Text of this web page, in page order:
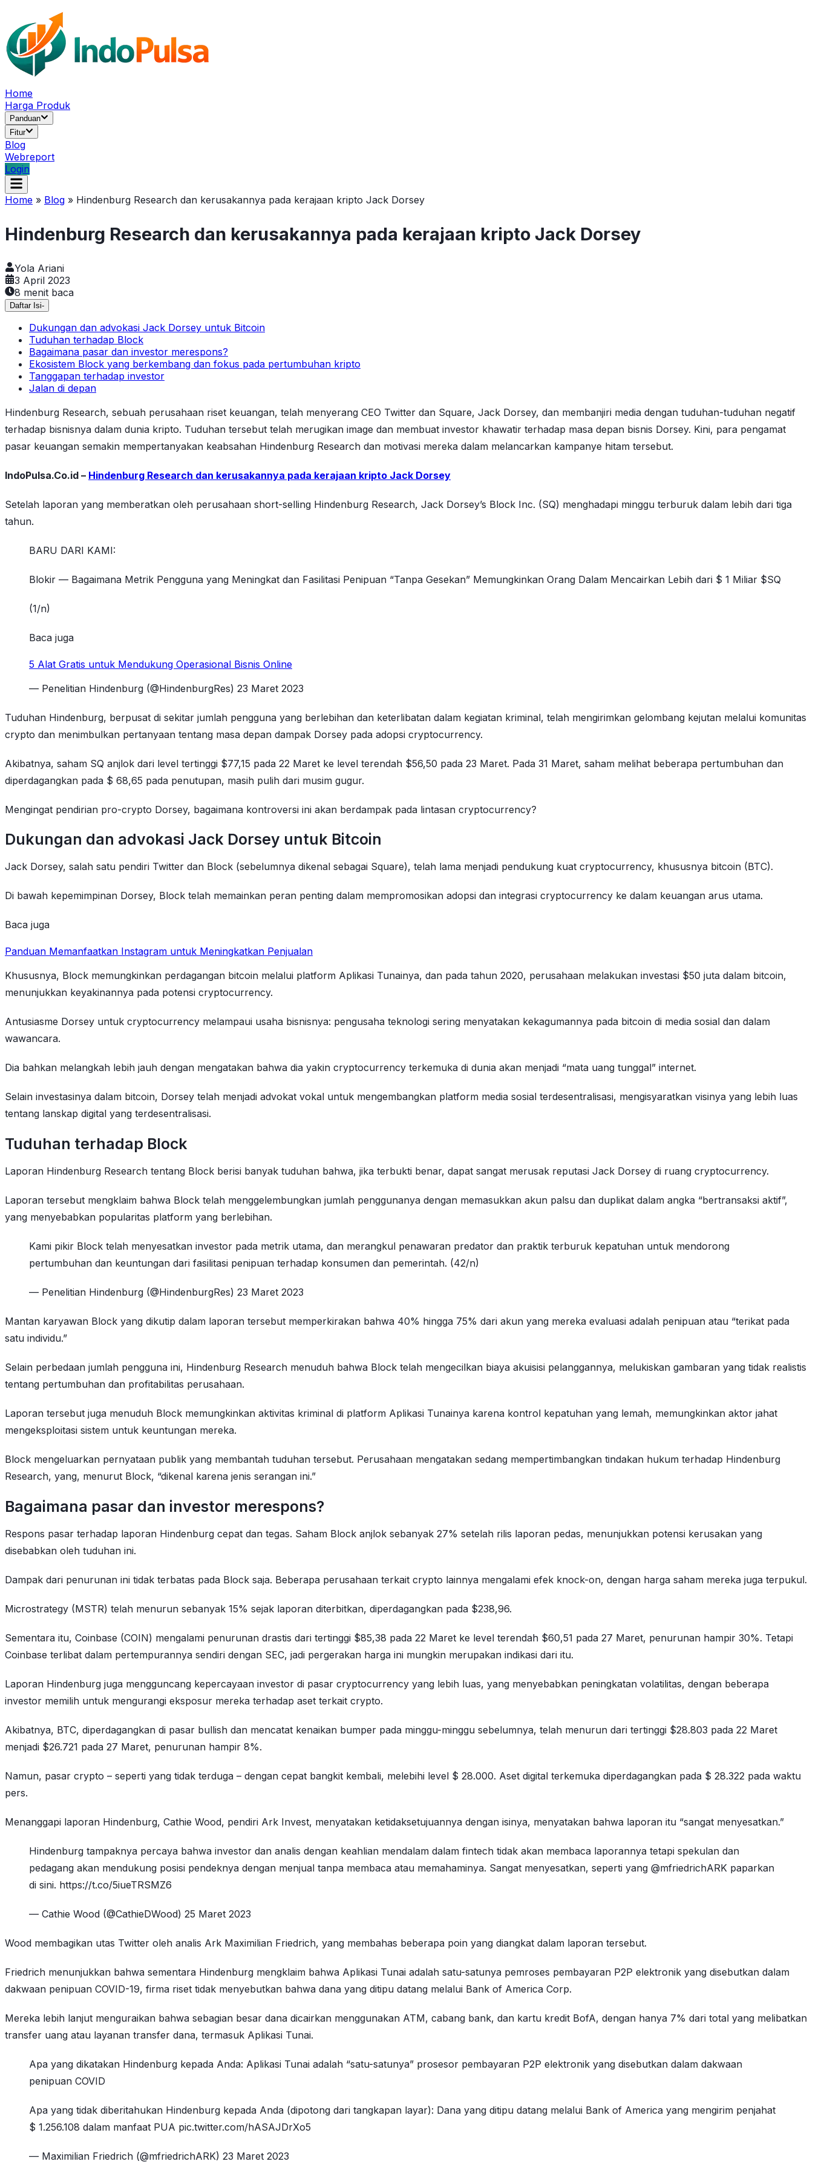
Home
Harga Produk
Panduan
Fitur
Blog
Webreport
Login
Home » Blog » Hindenburg Research dan kerusakannya pada kerajaan kripto Jack Dorsey
Hindenburg Research dan kerusakannya pada kerajaan kripto Jack Dorsey
Yola Ariani
3 April 2023
8 menit baca
Daftar Isi-
Dukungan dan advokasi Jack Dorsey untuk Bitcoin
Tuduhan terhadap Block
Bagaimana pasar dan investor merespons?
Ekosistem Block yang berkembang dan fokus pada pertumbuhan kripto
Tanggapan terhadap investor
Jalan di depan
Hindenburg Research, sebuah perusahaan riset keuangan, telah menyerang CEO Twitter dan Square, Jack Dorsey, dan membanjiri media dengan tuduhan-tuduhan negatif
terhadap bisnisnya dalam dunia kripto. Tuduhan tersebut telah merugikan image dan membuat investor khawatir terhadap masa depan bisnis Dorsey. Kini, para pengamat
pasar keuangan semakin mempertanyakan keabsahan Hindenburg Research dan motivasi mereka dalam melancarkan kampanye hitam tersebut.
IndoPulsa.Co.id – Hindenburg Research dan kerusakannya pada kerajaan kripto Jack Dorsey
Setelah laporan yang memberatkan oleh perusahaan short-selling Hindenburg Research, Jack Dorsey’s Block Inc. (SQ) menghadapi minggu terburuk dalam lebih dari tiga
tahun.
BARU DARI KAMI:
Blokir — Bagaimana Metrik Pengguna yang Meningkat dan Fasilitasi Penipuan “Tanpa Gesekan” Memungkinkan Orang Dalam Mencairkan Lebih dari $ 1 Miliar $SQ
(1/n)
Baca juga
5 Alat Gratis untuk Mendukung Operasional Bisnis Online
— Penelitian Hindenburg (@HindenburgRes) 23 Maret 2023
Tuduhan Hindenburg, berpusat di sekitar jumlah pengguna yang berlebihan dan keterlibatan dalam kegiatan kriminal, telah mengirimkan gelombang kejutan melalui komunitas
crypto dan menimbulkan pertanyaan tentang masa depan dampak Dorsey pada adopsi cryptocurrency.
Akibatnya, saham SQ anjlok dari level tertinggi $77,15 pada 22 Maret ke level terendah $56,50 pada 23 Maret. Pada 31 Maret, saham melihat beberapa pertumbuhan dan
diperdagangkan pada $ 68,65 pada penutupan, masih pulih dari musim gugur.
Mengingat pendirian pro-crypto Dorsey, bagaimana kontroversi ini akan berdampak pada lintasan cryptocurrency?
Dukungan dan advokasi Jack Dorsey untuk Bitcoin
Jack Dorsey, salah satu pendiri Twitter dan Block (sebelumnya dikenal sebagai Square), telah lama menjadi pendukung kuat cryptocurrency, khususnya bitcoin (BTC).
Di bawah kepemimpinan Dorsey, Block telah memainkan peran penting dalam mempromosikan adopsi dan integrasi cryptocurrency ke dalam keuangan arus utama.
Baca juga
Panduan Memanfaatkan Instagram untuk Meningkatkan Penjualan
Khususnya, Block memungkinkan perdagangan bitcoin melalui platform Aplikasi Tunainya, dan pada tahun 2020, perusahaan melakukan investasi $50 juta dalam bitcoin,
menunjukkan keyakinannya pada potensi cryptocurrency.
Antusiasme Dorsey untuk cryptocurrency melampaui usaha bisnisnya: pengusaha teknologi sering menyatakan kekagumannya pada bitcoin di media sosial dan dalam
wawancara.
Dia bahkan melangkah lebih jauh dengan mengatakan bahwa dia yakin cryptocurrency terkemuka di dunia akan menjadi “mata uang tunggal” internet.
Selain investasinya dalam bitcoin, Dorsey telah menjadi advokat vokal untuk mengembangkan platform media sosial terdesentralisasi, mengisyaratkan visinya yang lebih luas
tentang lanskap digital yang terdesentralisasi.
Tuduhan terhadap Block
Laporan Hindenburg Research tentang Block berisi banyak tuduhan bahwa, jika terbukti benar, dapat sangat merusak reputasi Jack Dorsey di ruang cryptocurrency.
Laporan tersebut mengklaim bahwa Block telah menggelembungkan jumlah penggunanya dengan memasukkan akun palsu dan duplikat dalam angka “bertransaksi aktif”,
yang menyebabkan popularitas platform yang berlebihan.
Kami pikir Block telah menyesatkan investor pada metrik utama, dan merangkul penawaran predator dan praktik terburuk kepatuhan untuk mendorong
pertumbuhan dan keuntungan dari fasilitasi penipuan terhadap konsumen dan pemerintah. (42/n)
— Penelitian Hindenburg (@HindenburgRes) 23 Maret 2023
Mantan karyawan Block yang dikutip dalam laporan tersebut memperkirakan bahwa 40% hingga 75% dari akun yang mereka evaluasi adalah penipuan atau “terikat pada
satu individu.”
Selain perbedaan jumlah pengguna ini, Hindenburg Research menuduh bahwa Block telah mengecilkan biaya akuisisi pelanggannya, melukiskan gambaran yang tidak realistis
tentang pertumbuhan dan profitabilitas perusahaan.
Laporan tersebut juga menuduh Block memungkinkan aktivitas kriminal di platform Aplikasi Tunainya karena kontrol kepatuhan yang lemah, memungkinkan aktor jahat
mengeksploitasi sistem untuk keuntungan mereka.
Block mengeluarkan pernyataan publik yang membantah tuduhan tersebut. Perusahaan mengatakan sedang mempertimbangkan tindakan hukum terhadap Hindenburg
Research, yang, menurut Block, “dikenal karena jenis serangan ini.”
Bagaimana pasar dan investor merespons?
Respons pasar terhadap laporan Hindenburg cepat dan tegas. Saham Block anjlok sebanyak 27% setelah rilis laporan pedas, menunjukkan potensi kerusakan yang
disebabkan oleh tuduhan ini.
Dampak dari penurunan ini tidak terbatas pada Block saja. Beberapa perusahaan terkait crypto lainnya mengalami efek knock-on, dengan harga saham mereka juga terpukul.
Microstrategy (MSTR) telah menurun sebanyak 15% sejak laporan diterbitkan, diperdagangkan pada $238,96.
Sementara itu, Coinbase (COIN) mengalami penurunan drastis dari tertinggi $85,38 pada 22 Maret ke level terendah $60,51 pada 27 Maret, penurunan hampir 30%. Tetapi
Coinbase terlibat dalam pertempurannya sendiri dengan SEC, jadi pergerakan harga ini mungkin merupakan indikasi dari itu.
Laporan Hindenburg juga mengguncang kepercayaan investor di pasar cryptocurrency yang lebih luas, yang menyebabkan peningkatan volatilitas, dengan beberapa
investor memilih untuk mengurangi eksposur mereka terhadap aset terkait crypto.
Akibatnya, BTC, diperdagangkan di pasar bullish dan mencatat kenaikan bumper pada minggu-minggu sebelumnya, telah menurun dari tertinggi $28.803 pada 22 Maret
menjadi $26.721 pada 27 Maret, penurunan hampir 8%.
Namun, pasar crypto – seperti yang tidak terduga – dengan cepat bangkit kembali, melebihi level $ 28.000. Aset digital terkemuka diperdagangkan pada $ 28.322 pada waktu
pers.
Menanggapi laporan Hindenburg, Cathie Wood, pendiri Ark Invest, menyatakan ketidaksetujuannya dengan isinya, menyatakan bahwa laporan itu “sangat menyesatkan.”
Hindenburg tampaknya percaya bahwa investor dan analis dengan keahlian mendalam dalam fintech tidak akan membaca laporannya tetapi spekulan dan
pedagang akan mendukung posisi pendeknya dengan menjual tanpa membaca atau memahaminya. Sangat menyesatkan, seperti yang @mfriedrichARK paparkan
di sini. https://t.co/5iueTRSMZ6
— Cathie Wood (@CathieDWood) 25 Maret 2023
Wood membagikan utas Twitter oleh analis Ark Maximilian Friedrich, yang membahas beberapa poin yang diangkat dalam laporan tersebut.
Friedrich menunjukkan bahwa sementara Hindenburg mengklaim bahwa Aplikasi Tunai adalah satu-satunya pemroses pembayaran P2P elektronik yang disebutkan dalam
dakwaan penipuan COVID-19, firma riset tidak menyebutkan bahwa dana yang ditipu datang melalui Bank of America Corp.
Mereka lebih lanjut menguraikan bahwa sebagian besar dana dicairkan menggunakan ATM, cabang bank, dan kartu kredit BofA, dengan hanya 7% dari total yang melibatkan
transfer uang atau layanan transfer dana, termasuk Aplikasi Tunai.
Apa yang dikatakan Hindenburg kepada Anda: Aplikasi Tunai adalah “satu-satunya” prosesor pembayaran P2P elektronik yang disebutkan dalam dakwaan
penipuan COVID
Apa yang tidak diberitahukan Hindenburg kepada Anda (dipotong dari tangkapan layar): Dana yang ditipu datang melalui Bank of America yang mengirim penjahat
$ 1.256.108 dalam manfaat PUA pic.twitter.com/hASAJDrXo5
— Maximilian Friedrich (@mfriedrichARK) 23 Maret 2023